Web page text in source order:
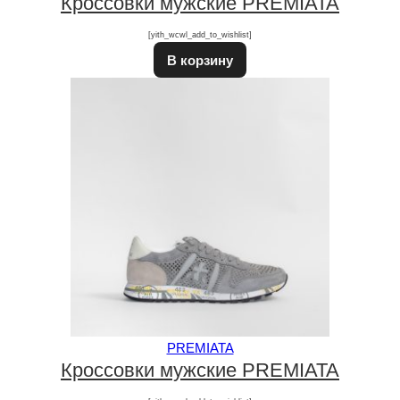
[yith_wcwl_add_to_wishlist]
В корзину
PREMIATA
Кроссовки мужские PREMIATA